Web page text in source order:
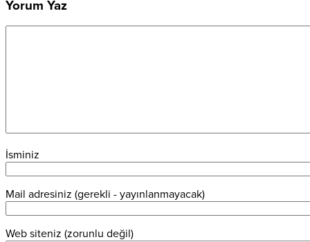
Yorum Yaz
İsminiz
Mail adresiniz (gerekli - yayınlanmayacak)
Web siteniz (zorunlu değil)